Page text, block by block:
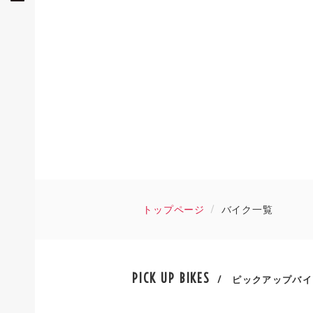
トップページ バイク一覧
PICK UP BIKES / ピックアップバ